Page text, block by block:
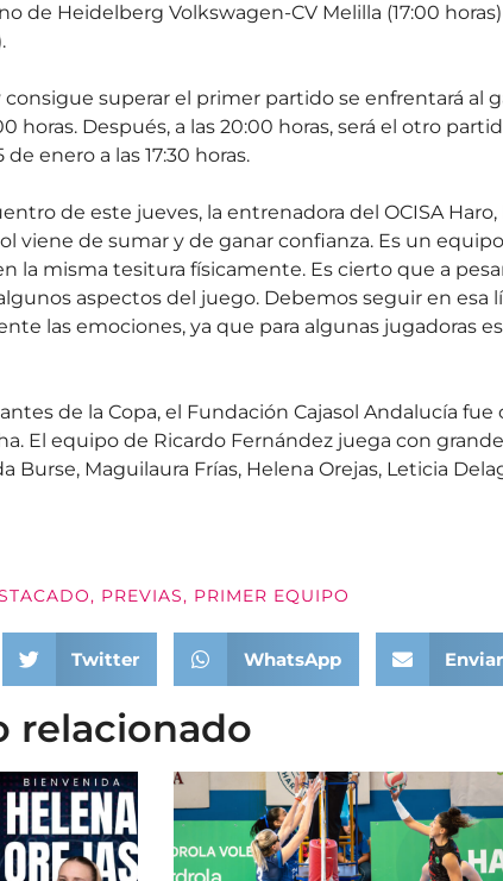
de Heidelberg Volkswagen-CV Melilla (17:00
consigue superar el primer partido se enfrentará al
horas. Después, a las 20:00 horas, será el otro
enero a las 17:30 horas.
de este jueves, la entrenadora del OCISA
viene de sumar y de ganar confianza. Es un
la misma tesitura físicamente. Es cierto que a
aspectos del juego. Debemos seguir en esa
las emociones, ya que para algunas jugadoras
de la Copa, el Fundación Cajasol Andalucía fue
El equipo de Ricardo Fernández juega con
Burse, Maguilaura Frías, Helena Orejas, Leticia
, PREVIAS, PRIMER EQUIPO
Twitter WhatsApp
relacionado